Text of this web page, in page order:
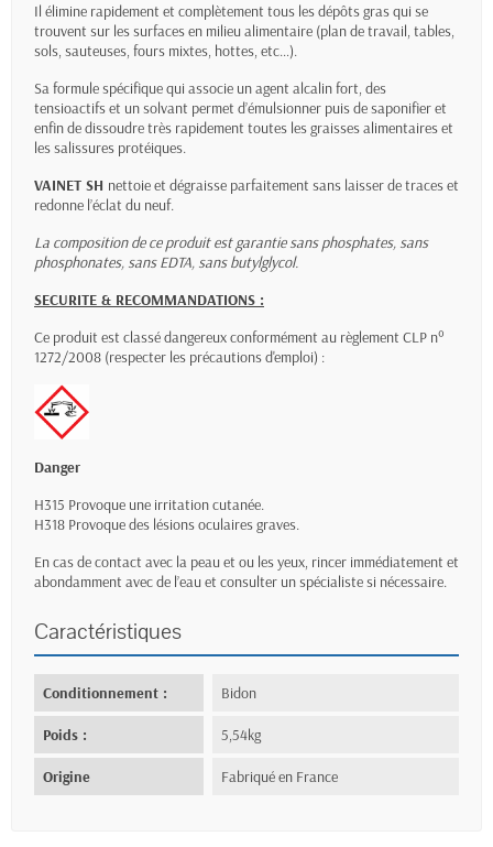
Il élimine rapidement et complètement tous les dépôts gras qui se
trouvent sur les surfaces en milieu alimentaire (plan de travail, tables,
sols, sauteuses, fours mixtes, hottes, etc…).
Sa formule spécifique qui associe un agent alcalin fort, des
tensioactifs et un solvant permet d’émulsionner puis de saponifier et
enfin de dissoudre très rapidement toutes les graisses alimentaires et
les salissures protéiques.
VAINET SH nettoie et dégraisse parfaitement sans laisser de traces et
redonne l’éclat du neuf.
La composition de ce produit est garantie sans phosphates, sans
phosphonates, sans EDTA, sans butylglycol.
SECURITE & RECOMMANDATIONS :
Ce produit est classé dangereux conformément au règlement CLP n°
1272/2008 (respecter les précautions d'emploi) :
Danger
H315 Provoque une irritation cutanée.
H318 Provoque des lésions oculaires graves.
En cas de contact avec la peau et ou les yeux, rincer immédiatement et
abondamment avec de l’eau et consulter un spécialiste si nécessaire.
Caractéristiques
Conditionnement : Bidon
Poids : 5,54kg
Origine Fabriqué en France